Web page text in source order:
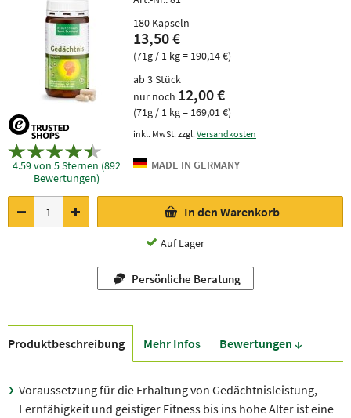
4.59 von 5 Sternen (892
Bewertungen)
180 Kapseln
13,50 €
(71g / 1 kg = 190,14 €)
ab 3 Stück
nur noch 12,00 €
(71g / 1 kg = 169,01 €)
inkl. MwSt. zzgl. Versandkosten
In den Warenkorb
Auf Lager
Persönliche Beratung
Produkt­beschreibung Mehr Infos Bewer­tungen ↓
Voraussetzung für die Erhaltung von Gedächtnisleistung,
Lernfähigkeit und geistiger Fitness bis ins hohe Alter ist eine